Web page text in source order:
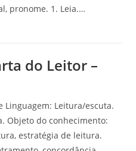
pronome. 1. Leia.…
do Leitor –
Linguagem: Leitura/escuta.
Objeto do conhecimento:
estratégia de leitura.